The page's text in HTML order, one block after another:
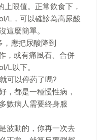
限值。正常飲食下，
L，可以確診為高尿酸
這麼簡單。
應把尿酸降到
，或有痛風石、合併
L以下。
可以停葯了嗎?
都是一種慢性病，
數病人需要終身服
動的，你再一次去